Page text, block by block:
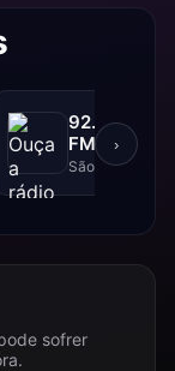
92.FM -
FM
São Luis, MA
›
sofrer